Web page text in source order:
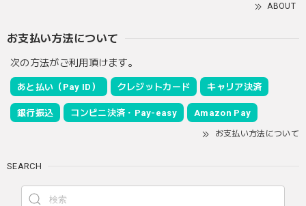
ABOUT
お支払い方法について
次の方法がご利用頂けます。
あと払い（Pay ID） クレジットカード キャリア決済
銀行振込 コンビニ決済・Pay-easy Amazon Pay
お支払い方法について
SEARCH